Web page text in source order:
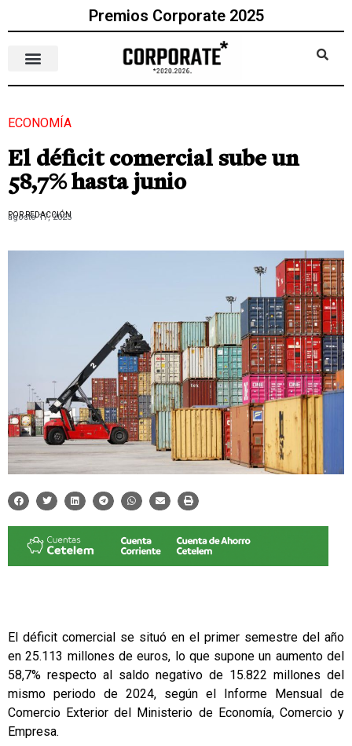
Premios Corporate 2025
ECONOMÍA
El déficit comercial sube un
58,7% hasta junio
POR REDACCIÓN
agosto 17, 2025
El déficit comercial se situó en el primer semestre del año
en 25.113 millones de euros, lo que supone un aumento del
58,7% respecto al saldo negativo de 15.822 millones del
mismo periodo de 2024, según el Informe Mensual de
Comercio Exterior del Ministerio de Economía, Comercio y
Empresa.